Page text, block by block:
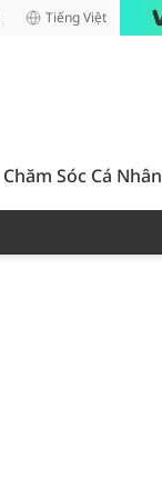
Tiếng Việt
Chăm Sóc Cá Nhân